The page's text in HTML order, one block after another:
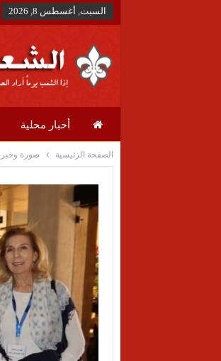
السبت, أغسطس 8, 2026
أخبار محلية
الصفحة الرئيسية صورة وخبر